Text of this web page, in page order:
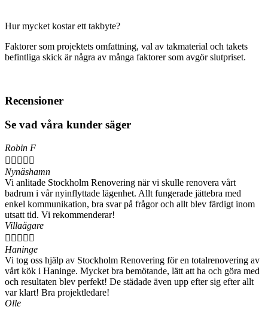
Hur mycket kostar ett takbyte?
Faktorer som projektets omfattning, val av takmaterial och takets
befintliga skick är några av många faktorer som avgör slutpriset.
Recensioner
Se vad våra kunder säger
Robin F
    
Nynäshamn
Vi anlitade Stockholm Renovering när vi skulle renovera vårt
badrum i vår nyinflyttade lägenhet. Allt fungerade jättebra med
enkel kommunikation, bra svar på frågor och allt blev färdigt inom
utsatt tid. Vi rekommenderar!
Villaägare
    
Haninge
Vi tog oss hjälp av Stockholm Renovering för en totalrenovering av
vårt kök i Haninge. Mycket bra bemötande, lätt att ha och göra med
och resultaten blev perfekt! De städade även upp efter sig efter allt
var klart! Bra projektledare!
Olle